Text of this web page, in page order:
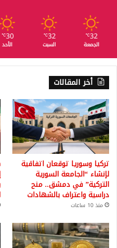
32
℃
الجمعة
32
℃
السبت
30
℃
الأحد
أخر المقالات
تركيا وسوريا توقعان اتفاقية
لإنشاء “الجامعة السورية
التركية” في دمشق.. منح
دراسية واعتراف بالشهادات
منذ 10 ساعات